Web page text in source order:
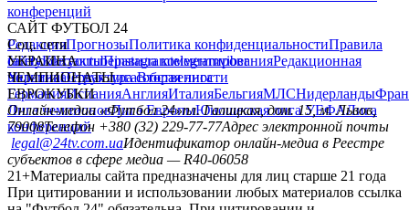
конференций
САЙТ ФУТБОЛ 24
РедакцияПрогнозыПолитика конфиденциальностиПравила
сайтуКонтактыПравила комментированияРедакционная
политикаСтруктура собственности
Соц. сети
facebookxyoutubeinstagramtelegramviber
УКРАИНА
УкраинаПервая лигаВторая лига
ЧЕМПИОНАТЫ
ГерманияИспанияАнглияИталияБельгияМЛСНидерланды
ЕВРОКУБКИ
Лига чемпионовЛига ЕвропыЮношеская лига УЕФАЛига
конференций
Онлайн-медиа «Футбол 24»пл. Галицкая, дом. 15, м. Львов,
79008Телефон +380 (32) 229-77-77Адрес электронной почты
legal@24tv.com.uaИдентификатор онлайн-медиа в Реестре
субъектов в сфере медиа — R40-06058
21+Материалы сайта предназначены для лиц старше 21 года
При цитировании и использовании любых материалов ссылка